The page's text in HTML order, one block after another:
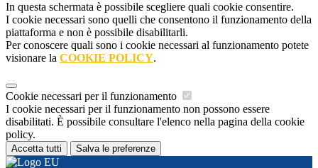
In questa schermata è possibile scegliere quali cookie consentire.
I cookie necessari sono quelli che consentono il funzionamento della
piattaforma e non è possibile disabilitarli.
Per conoscere quali sono i cookie necessari al funzionamento potete
visionare la COOKIE POLICY.
Cookie necessari per il funzionamento
I cookie necessari per il funzionamento non possono essere
disabilitati. È possibile consultare l'elenco nella pagina della cookie
policy.
Accetta tutti Salva le preferenze